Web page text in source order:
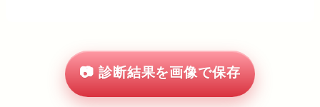
📷 診断結果を画像で保存